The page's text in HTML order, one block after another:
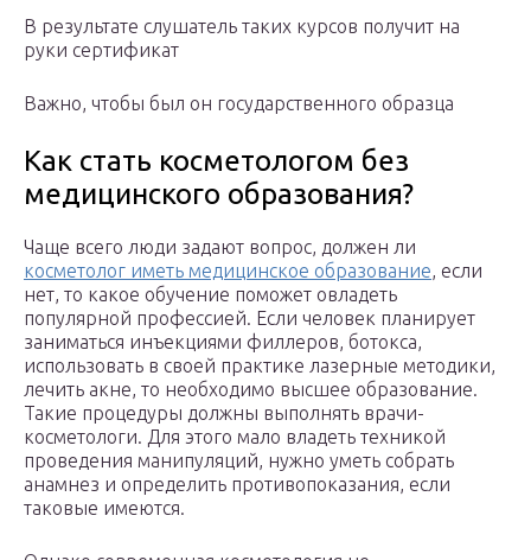
В результате слушатель таких курсов получит на
руки сертификат
Важно, чтобы был он государственного образца
Как стать косметологом без
медицинского образования?
Чаще всего люди задают вопрос, должен ли
косметолог иметь медицинское образование, если
нет, то какое обучение поможет овладеть
популярной профессией. Если человек планирует
заниматься инъекциями филлеров, ботокса,
использовать в своей практике лазерные методики,
лечить акне, то необходимо высшее образование.
Такие процедуры должны выполнять врачи-
косметологи. Для этого мало владеть техникой
проведения манипуляций, нужно уметь собрать
анамнез и определить противопоказания, если
таковые имеются.